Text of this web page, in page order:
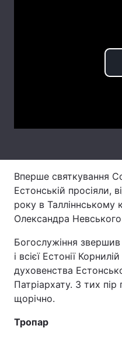
Архів
Послуги
Тема оформлення
Вперше святкування
Естонській просіяли,
року в Талліннському
Олександра
Богослужіння
і всієї Естонії
духовенства
Патріархату. З тих
щорічно.
Тропар